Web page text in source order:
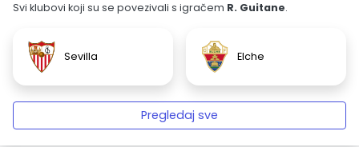
Svi klubovi koji su se povezivali s igračem R. Guitane.
Sevilla Elche
Pregledaj sve